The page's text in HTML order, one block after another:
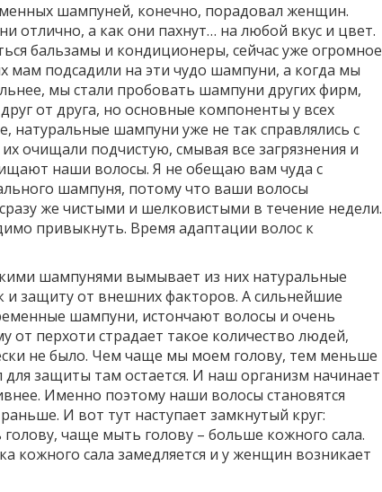
шампуней, конечно, порадовал женщин.
отлично, а как они пахнут… на любой вкус и цвет.
бальзамы и кондиционеры, сейчас уже огромное
мам подсадили на эти чудо шампуни, а когда мы
мы стали пробовать шампуни других фирм,
от друга, но основные компоненты у всех
натуральные шампуни уже не так справлялись с
очищали подчистую, смывая все загрязнения и
наши волосы. Я не обещаю вам чуда с
шампуня, потому что ваши волосы
же чистыми и шелковистыми в течение недели.
привыкнуть. Время адаптации волос к
шампунями вымывает из них натуральные
и защиту от внешних факторов. А сильнейшие
шампуни, истончают волосы и очень
от перхоти страдает такое количество людей,
не было. Чем чаще мы моем голову, тем меньше
для защиты там остается. И наш организм начинает
Именно поэтому наши волосы становятся
И вот тут наступает замкнутый круг:
чаще мыть голову – больше кожного сала.
кожного сала замедляется и у женщин возникает